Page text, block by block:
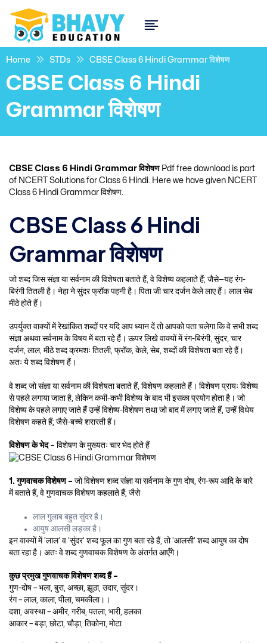
Home STDs CBSE Class 6 Hindi Grammar विशेषण
CBSE Class 6 Hindi
Grammar विशेषण
CBSE Class 6 Hindi Grammar विशेषणPdf free download is part
of NCERT Solutions for Class 6 Hindi. Here we have given NCERT
Class 6 Hindi Grammar विशेषण.
CBSE Class 6 Hindi
Grammar विशेषण
जो शब्द जिस संज्ञा या सर्वनाम की विशेषता बताते हैं, वे विशेष्य कहलाते हैं; जैसे—यह रंग-
बिरंगी तितली है। नेहा ने सुंदर फ्रॉक पहनी है। पिता जी चार दर्जन केले लाए हैं। लाल सेब
मीठे होते हैं।
उपर्युक्त वाक्यों में रेखांकित शब्दों पर यदि आप ध्यान दें तो आपको पता चलेगा कि वे सभी शब्द
संज्ञा अथवा सर्वनाम के विषय में बता रहे हैं। ऊपर लिखे वाक्यों में रंग-बिरंगी, सुंदर, चार
दर्जन, लाल, मीठे शब्द क्रमशः तितली, फ्रॉक, केले, सेब, शब्दों की विशेषता बता रहे हैं।
अतः ये शब्द विशेषण हैं।
वे शब्द जो संज्ञा या सर्वनाम की विशेषता बताते हैं, विशेषण कहलाते हैं। विशेषण प्रायः विशेष्य
से पहले लगाया जाता है, लेकिन कभी-कभी विशेष्य के बाद भी इसका प्रयोग होता है। जो
विशेष्य के पहले लगाए जाते हैं उन्हें विशेष्य-विशेषण तथा जो बाद में लगाए जाते हैं, उन्हें विधेय
विशेषण कहते हैं; जैसे-बच्चे शरारती हैं।
विशेषण के भेद – विशेषण के मुख्यतः चार भेद होते हैं
1. गुणवाचक विशेषण – जो विशेषण शब्द संज्ञा या सर्वनाम के गुण दोष, रंग-रूप आदि के बारे
में बताते हैं, वे गुणवाचक विशेषण कहलाते हैं; जैसे
लाल गुलाब बहुत सुंदर है।
आयुष आलसी लड़का है।
इन वाक्यों में ‘लाल’ व ‘सुंदर’ शब्द फूल का गुण बता रहे हैं, तो ‘आलसी’ शब्द आयुष का दोष
बता रहा है। अतः वे शब्द गुणवाचक विशेषण के अंतर्गत आएँगे।
कुछ प्रमुख गुणवाचक विशेषण शब्द हैं –
गुण-दोष – भला, बुरा, अच्छा, झूठा, उदार, सुंदर।
रंग – लाल, काला, पीला, चमकीला।।
दशा, अवस्था – अमीर, गरीब, पतला, भारी, हलका
आकार – बड़ा, छोटा, चौड़ा, तिकोना, मोटा